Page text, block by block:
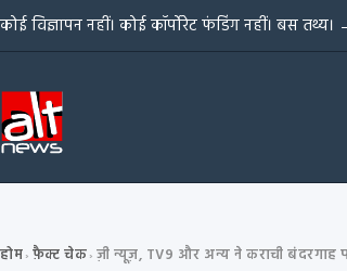
Skip to content
कोई विज्ञापन नहीं। कोई कॉर्पोरेट फंडिंग नहीं। बस तथ्य।
होम› फ़ैक्ट चेक›